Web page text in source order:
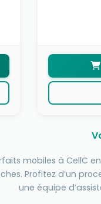
mobiles à
Profitez d’un
une équipe